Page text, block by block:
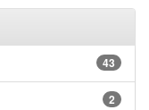
43
2